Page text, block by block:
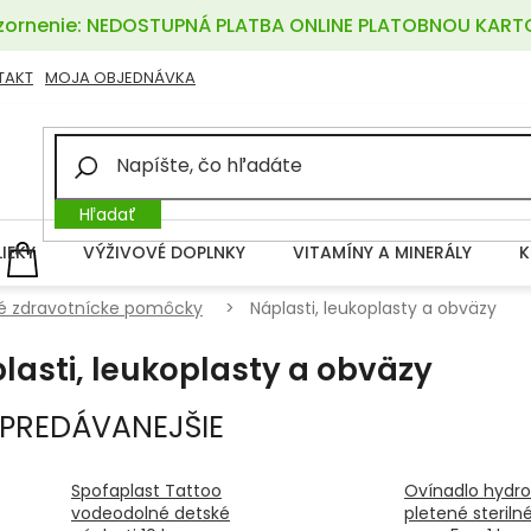
NEDOSTUPNÁ PLATBA ONLINE PLATOBNOU
MOJA OBJEDNÁVKA
Hľadať
NÁKUPNÝ
KOŠÍK
VÝŽIVOVÉ DOPLNKY VITAMÍNY A MINERÁLY
zdravotnícke pomôcky Náplasti, leukoplasty a obväzy
leukoplasty a obväzy
Spofaplast Tattoo
vodeodolné detské
Ovínadlo
pletené